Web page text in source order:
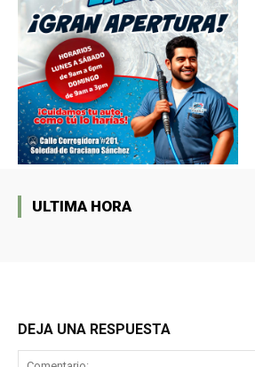
ULTIMA HORA
DEJA UNA RESPUESTA